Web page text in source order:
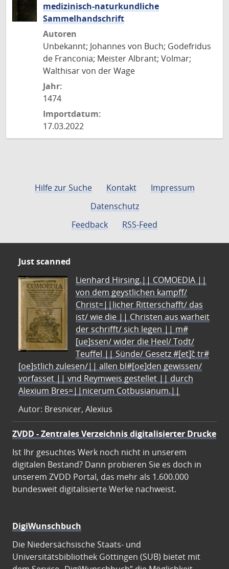
medizinisch-naturkundliche
Sammelhandschrift
Autoren
Unbekannt; Johannes von Buch; Godefridus
de Franconia; Meister Albrant; Volmar;
Walthisar von der Wage
Jahr:
1474
Importdatum:
17.03.2022
Hilfe zur Suche Kontakt
Impressum
Datenschutz
Feedback
RSS-Feed
Just scanned
Lienhard Hirsing.|| COMOEDIA ||
von dem geystlichen kampff/
Christ=||licher Ritterschafft/ das
ist/ wie die || Christen aus warheit
der schrifft/ sich legen || m#
[ue]ssen/ wider die Heel/ Todt/
Teuffel || Sünde/ Gesetz #[et]c̃ tr#
[oe]stlich zulesen/|| allen bl#[oe]den gewissen/
vorfasset || vnd Reymweis gestellet || durch
Alexium Bres=||nicerum Cotbusianum.||
Autor: Bresnicer, Alexius
ZVDD - Zentrales Verzeichnis digitalisierter Drucke
Ist Ihr gesuchtes Werk noch nicht in unserem
digitalen Bestand? Dann probieren Sie es doch in
unserem ZVDD Portal, das mehr als 1.600.000
bundesweit digitalisierte Werke nachweist.
DigiWunschbuch
Die Niedersächsische Staats- und
Universitätsbibliothek Göttingen (SUB) bietet mit